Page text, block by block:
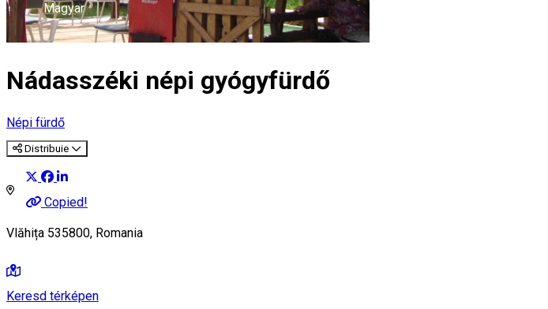
Magyar
Nádasszéki népi gyógyfürdő
Népi fürdő
Distribuie
Copied!
Vlăhița 535800, Romania
Keresd térképen